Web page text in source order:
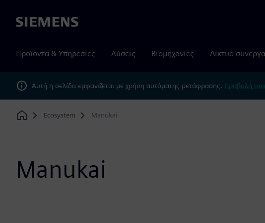
Siemens
Προϊόντα & Υπηρεσίες Λύσεις Βιομηχανίες Δίκτυο
Αυτή η σελίδα εμφανίζεται με χρήση αυτόματης μετάφρασης. Προβολή στα
Home
Ecosystem Manukai
Manukai